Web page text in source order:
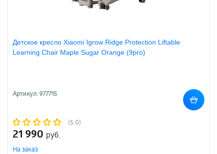
Детское кресло Xiaomi Igrow Ridge Protection Liftable
Learning Chair Maple Sugar Orange (9pro)
Артикул: 977715
(5.0)
21 990 руб.
На заказ